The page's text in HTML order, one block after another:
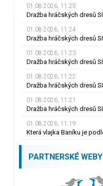
01.08.2026, 11.25
01.08.2026, 11.24
01.08.2026, 11.23
01.08.2026, 11.22
01.08.2026, 11.21
01.08.2026, 11.19
PARTNERSKÉ WEBY